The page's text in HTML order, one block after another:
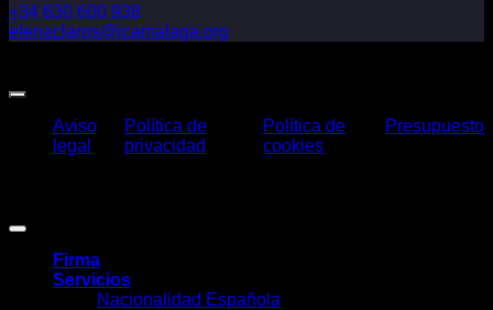
+34 630 600 938
elenaclaros@icamalaga.org
Aviso
legal
Política de
privacidad
Política de
cookies
Presupuesto
Firma
Servicios
Nacionalidad Española